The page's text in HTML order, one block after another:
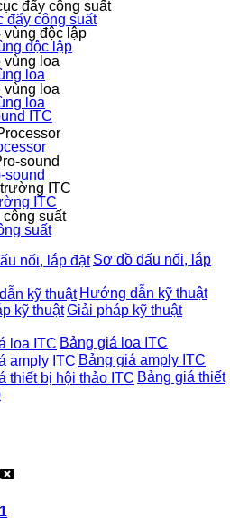
đẩy công suất
độc lập
loa
loa
ITC
sound
ITC
suất
Sơ đồ đấu nối, lắp
Hướng dẫn kỹ thuật
Giải pháp kỹ thuật
Bảng giá loa ITC
Bảng giá amply ITC
Bảng giá thiết